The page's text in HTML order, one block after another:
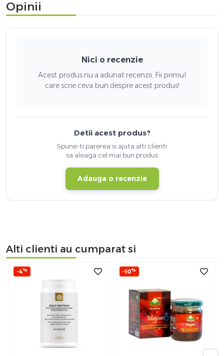
Opinii
Nici o recenzie
Acest produs nu a adunat recenzii. Fii primul
care scrie ceva bun despre acest produs!
Detii acest produs?
Spune-ti parerea si ajuta alti clienti
sa aleaga cel mai bun produs
Adauga o recenzie
Alti clienti au cumparat si
-4% -10%